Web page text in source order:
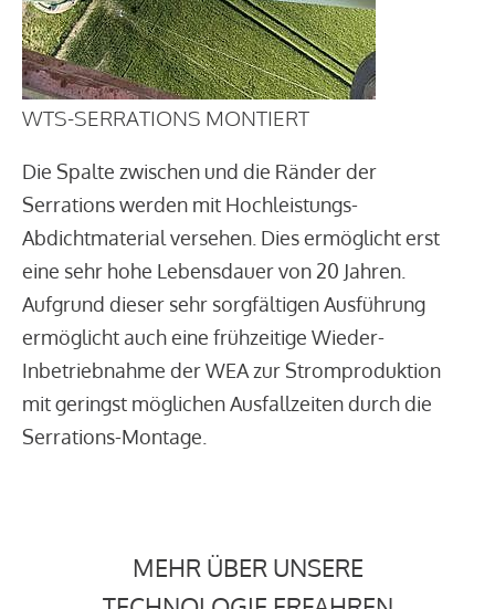
WTS-SERRATIONS MONTIERT
Die Spalte zwischen und die Ränder der
Serrations werden mit Hochleistungs-
Abdichtmaterial versehen. Dies ermöglicht erst
eine sehr hohe Lebensdauer von 20 Jahren.
Aufgrund dieser sehr sorgfältigen Ausführung
ermöglicht auch eine frühzeitige Wieder-
Inbetriebnahme der WEA zur Stromproduktion
mit geringst möglichen Ausfallzeiten durch die
Serrations-Montage.
MEHR ÜBER UNSERE